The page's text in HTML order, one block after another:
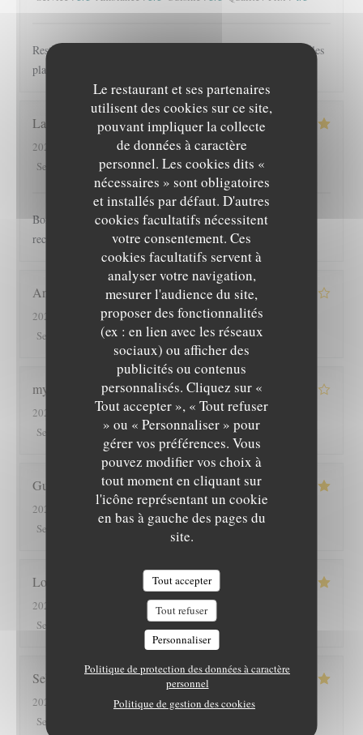
Le restaurant et ses partenaires
utilisent des cookies sur ce site,
pouvant impliquer la collecte
de données à caractère
personnel. Les cookies dits «
nécessaires » sont obligatoires
et installés par défaut. D'autres
cookies facultatifs nécessitent
votre consentement. Ces
cookies facultatifs servent à
analyser votre navigation,
mesurer l'audience du site,
proposer des fonctionnalités
(ex : en lien avec les réseaux
sociaux) ou afficher des
publicités ou contenus
personnalisés. Cliquez sur «
Tout accepter », « Tout refuser
» ou « Personnaliser » pour
gérer vos préférences. Vous
pouvez modifier vos choix à
tout moment en cliquant sur
l'icône représentant un cookie
en bas à gauche des pages du
site.
Tout accepter
Tout refuser
Personnaliser
Politique de protection des données à caractère
personnel
Politique de gestion des cookies
Restaurant conviviable. Le personnel est très sympathique et les
plats excellents.
Laure
2023-04-19
- 20:15 - Couverts 3
Service
Ambiance:5/5 Cuisine: 5/5 Qualité / Prix
Bonne ambiance personnel sympathique repas super bon je
recommande
Anne-Gaëlle S
2023-04-19
- 12:30 - Couverts 3
Service
Ambiance: 4/5 Cuisine: 4 /5 Qualité / Prix
myriam
2023-04-17
- 20:15 - Couverts 2
Service
Ambiance : 4/5 Cuisine:5/5 Qualité / Prix
Guylaine
2023-04-18
- 12:30 - Couverts 2
Service
5/5 5 /5 Qualité / Prix
Louis
2023-04-17
- 20:30 - Couverts 2
Service
5/5 Cuisine:5/5
Seb
2023-04-17
- 12:30 - Couverts 3
Service